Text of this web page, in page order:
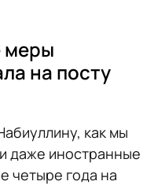
меры
на посту
как мы
даже иностранные
четыре года на